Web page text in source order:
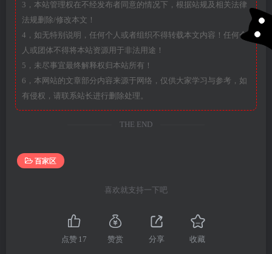
3，本站管理权在不经发布者同意的情况下，根据站规及相关法律
法规删除/修改本文！
4，如无特别说明，任何个人或者组织不得转载本文内容！任何个
人或团体不得将本站资源用于非法用途！
5，未尽事宜最终解释权归本站所有！
6，本网站的文章部分内容来源于网络，仅供大家学习与参考，如
有侵权，请联系站长进行删除处理。
THE END
百家区
喜欢就支持一下吧
点赞 17 赞赏 分享 收藏